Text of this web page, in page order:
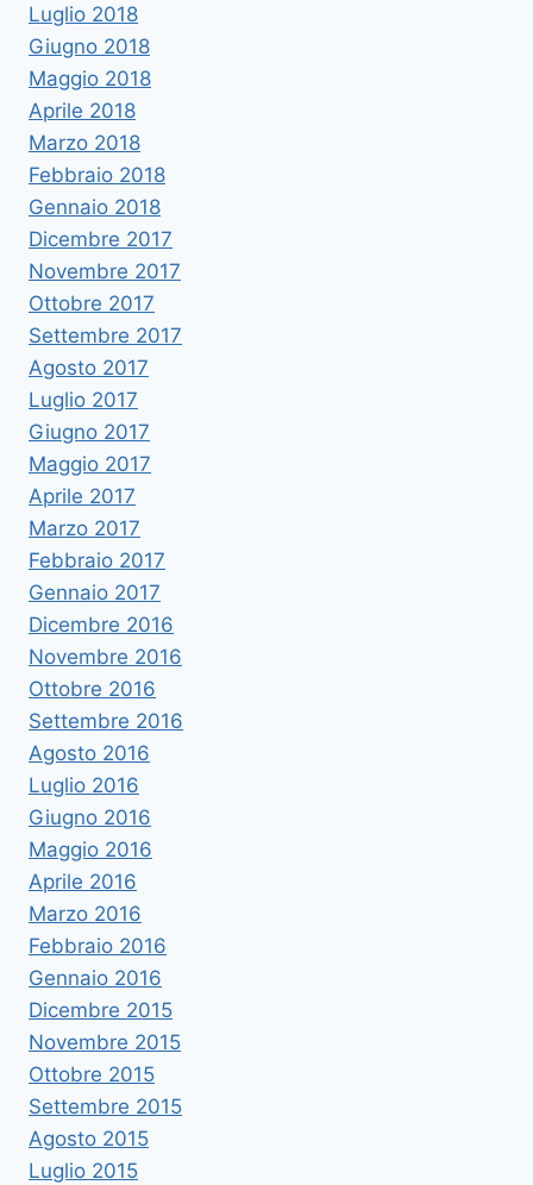
Luglio 2018
Giugno 2018
Maggio 2018
Aprile 2018
Marzo 2018
Febbraio 2018
Gennaio 2018
Dicembre 2017
Novembre 2017
Ottobre 2017
Settembre 2017
Agosto 2017
Luglio 2017
Giugno 2017
Maggio 2017
Aprile 2017
Marzo 2017
Febbraio 2017
Gennaio 2017
Dicembre 2016
Novembre 2016
Ottobre 2016
Settembre 2016
Agosto 2016
Luglio 2016
Giugno 2016
Maggio 2016
Aprile 2016
Marzo 2016
Febbraio 2016
Gennaio 2016
Dicembre 2015
Novembre 2015
Ottobre 2015
Settembre 2015
Agosto 2015
Luglio 2015